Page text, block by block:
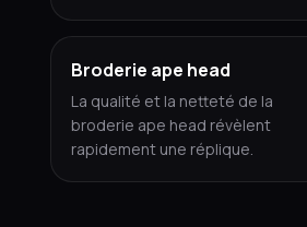
Broderie ape head
La qualité et la netteté de la
broderie ape head révèlent
rapidement une réplique.